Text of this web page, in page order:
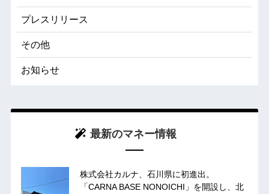
プレスリリース
その他
お知らせ
最新のマネー情報
株式会社カルナ、石川県に初進出。
「CARNA BASE NONOICHI」を開設し、北